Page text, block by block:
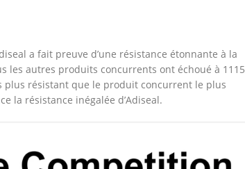
a fait preuve d’une résistance étonnante à la
les autres produits concurrents ont échoué à 1115
plus résistant que le produit concurrent le plus
la résistance inégalée d’Adiseal.